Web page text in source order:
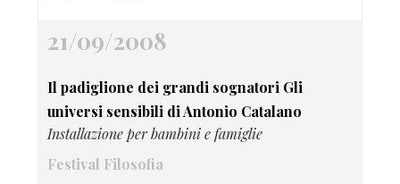
21/09/2008
Il padiglione dei grandi sognatori Gli
universi sensibili di Antonio Catalano
Installazione per bambini e famiglie
Festival Filosofia